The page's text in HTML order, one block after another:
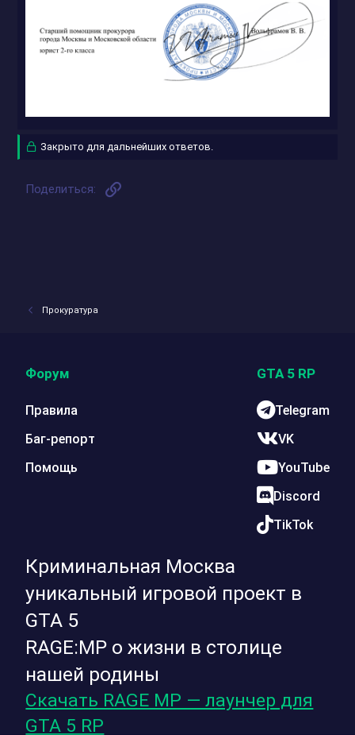
Закрыто для дальнейших ответов.
Поделиться:
Прокуратура
Криминальная Москва
уникальный игровой проект в
GTA 5
RAGE:MP о жизни в столице
нашей родины
Скачать RAGE MP — лаунчер для
GTA 5 RP
Форум
Правила
Баг-репорт
Помощь
GTA 5 RP
Telegram
VK
YouTube
Discord
TikTok